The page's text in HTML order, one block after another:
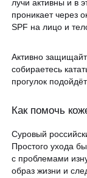
лучи активны и в
проникает через
SPF на лицо и
Активно
собираетесь
прогулок
Как помочь
Суровый
Простого ухода
с проблемами
образ жизни и